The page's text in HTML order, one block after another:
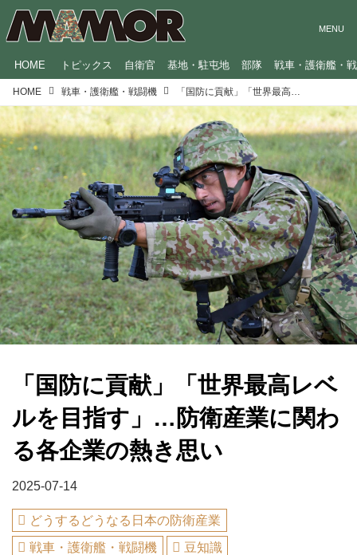
HOME トピックス 自衛官 基地・駐屯地 部隊 戦車・護衛艦・
HOME 戦車・護衛艦・戦闘機
「国防に貢献」「世界最高レベ
ルを目指す」…防衛産業に関わ
る各企業の熱き思い
2025-07-14
どうするどうなる日本の防衛産業
戦車・護衛艦・戦闘機
豆知識